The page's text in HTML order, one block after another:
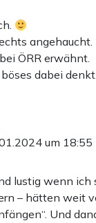
angehaucht.
ÖRR erwähnt.
dabei denkt.
um 18:55
lustig wenn ich
– hätten weit
Und